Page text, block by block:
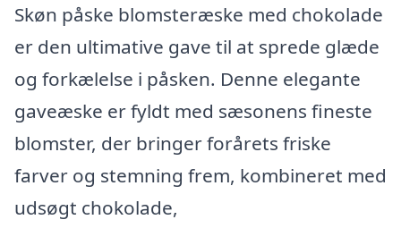
Skøn påske blomsteræske med chokolade
er den ultimative gave til at sprede glæde
og forkælelse i påsken. Denne elegante
gaveæske er fyldt med sæsonens fineste
blomster, der bringer forårets friske
farver og stemning frem, kombineret med
udsøgt chokolade,